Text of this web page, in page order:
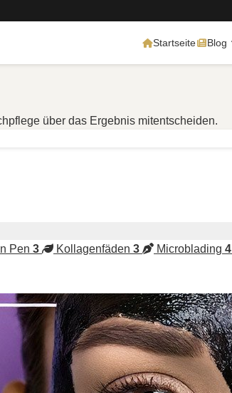
Startseite Blog
über das Ergebnis mitentscheiden.
Pen 3 Kollagenfäden 3 Microblading 4